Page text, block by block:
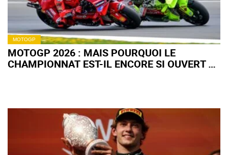
MOTOGP
MOTOGP 2026 : MAIS POURQUOI LE
CHAMPIONNAT EST-IL ENCORE SI OUVERT À